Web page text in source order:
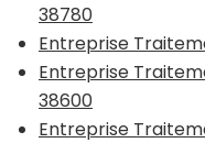
38780
Entreprise
Entreprise
38600
Entreprise